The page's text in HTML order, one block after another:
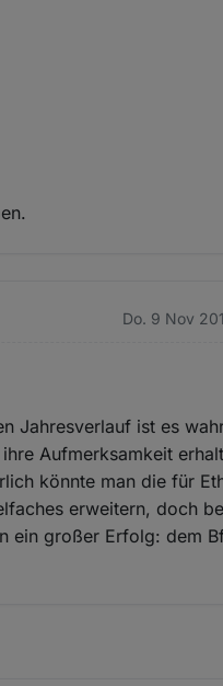
Do. 9 Nov
Jahresverlauf ist es
Aufmerksamkeit
könnte man die für
erweitern, doch
ein großer Erfolg: dem